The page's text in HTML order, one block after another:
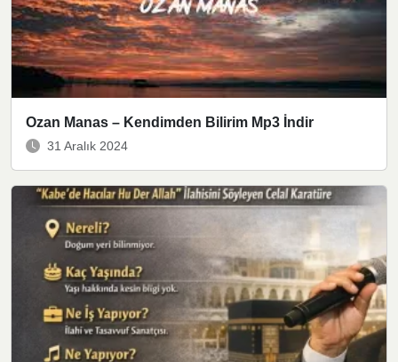
Ozan Manas – Kendimden Bilirim Mp3 İndir
31 Aralık 2024